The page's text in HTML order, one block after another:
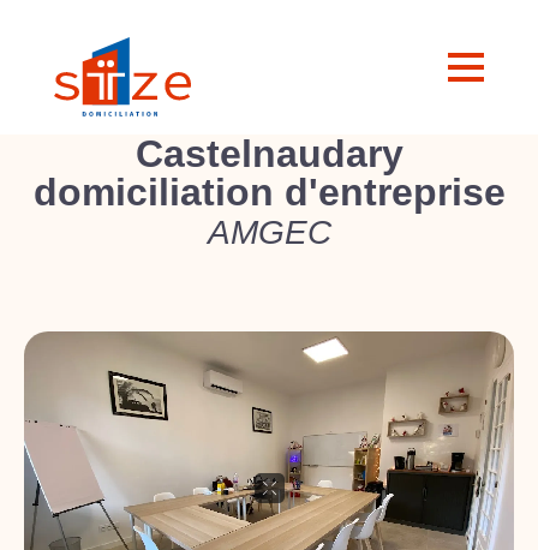
Castelnaudary
domiciliation d'entreprise
AMGEC